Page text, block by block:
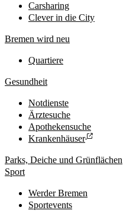
Carsharing
Clever in die City
Bremen wird neu
Quartiere
Gesundheit
Notdienste
Ärztesuche
Apothekensuche
Krankenhäuser
Parks, Deiche und Grünflächen
Sport
Werder Bremen
Sportevents